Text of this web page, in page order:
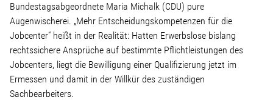
Pressemitteilungen
Presse
Pressebilder
Bundestagsabgeordnete Maria Michalk (CDU) pure
Augenwischerei. „Mehr Entscheidungskompetenzen für die
Jobcenter“ heißt in der Realität: Hatten Erwerbslose bislang
rechtssichere Ansprüche auf bestimmte Pflichtleistungen des
Jobcenters, liegt die Bewilligung einer Qualifizierung jetzt im
Ermessen und damit in der Willkür des zuständigen
Sachbearbeiters.